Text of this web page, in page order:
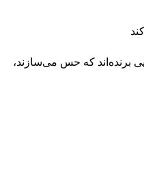
برنده‌اند که حس می‌سازند،